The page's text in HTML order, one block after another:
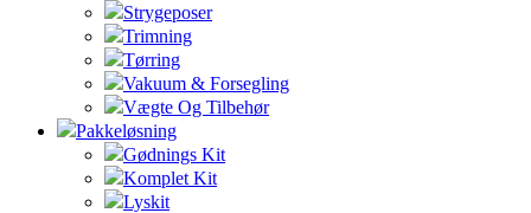
Strygeposer
Trimning
Tørring
Vakuum & Forsegling
Vægte Og Tilbehør
Pakkeløsning
Gødnings Kit
Komplet Kit
Lyskit